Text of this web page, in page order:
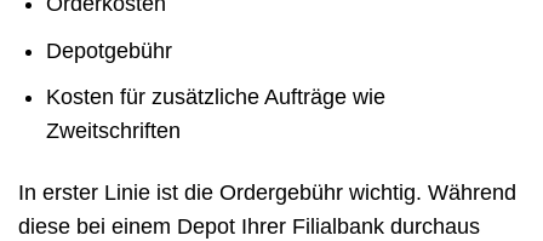
Depotgebühr
Kosten für zusätzliche Aufträge wie
Zweitschriften
In erster Linie ist die Ordergebühr wichtig. Während
diese bei einem Depot Ihrer Filialbank durchaus